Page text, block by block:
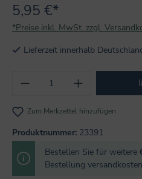
5,95 €*
*Preise inkl. MwSt. zzgl.
Lieferzeit innerhalb
Produkt Anzahl:
Zum Merkzettel hinzufügen
Produktnummer: 23391
Bestellen Sie für weitere
Bestellung